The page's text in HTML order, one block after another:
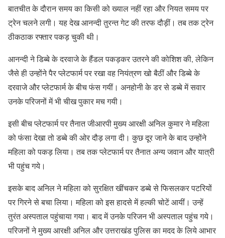
बातचीत के दौरान समय का किसी को ख्याल नहीं रहा और नियत समय पर
ट्रेन चलने लगी। यह देख आनन्दी तुरन्त गेट की तरफ दौड़ीं। तब तक ट्रेन
ठीकठाक रफ्तार पकड़ चुकी थी।
आनन्दी ने डिब्बे के दरवाजे के हैंडल पकड़कर उतरने की कोशिश की, लेकिन
जैसे ही उन्होंने पैर प्लेटफार्म पर रखा वह नियंत्रण खो बैठीं और डिब्बे के
दरवाजे और प्लेटफार्म के बीच फंस गयीं। अनहोनी के डर से डब्बे में सवार
उनके परिजनों में भी चीख पुकार मच गयी।
इसी बीच प्लेटफार्म पर तैनात जीआरपी मुख्य आरक्षी अनिल कुमार ने महिला
को फंसा देखा तो डब्बे की ओर दौड़ लगा दी। कुछ दूर जाने के बाद उन्होंने
महिला को पकड़ लिया। तब तक प्लेटफार्म पर तैनात अन्य जवान और यात्री
भी पहुंच गये।
इसके बाद अनिल ने महिला को सुरक्षित खींचकर डब्बे से फिसलकर पटरियों
पर गिरने से बचा लिया। महिला को इस हादसे में हल्की चोटें आयीं। उन्हें
तुरंत अस्पताल पहुंचाया गया। बाद में उनके परिजन भी अस्पताल पहुंच गये।
परिजनों ने मुख्य आरक्षी अनिल और उत्तराखंड पुलिस का मदद के लिये आभार